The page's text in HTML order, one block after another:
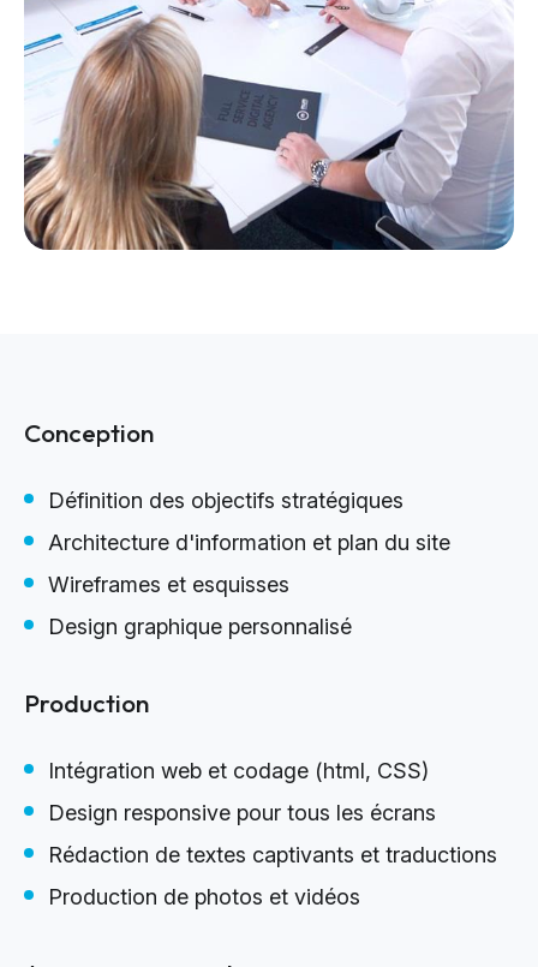
Conception
Définition des objectifs stratégiques
Architecture d'information et plan du site
Wireframes et esquisses
Design graphique personnalisé
Production
Intégration web et codage (html, CSS)
Design responsive pour tous les écrans
Rédaction de textes captivants et traductions
Production de photos et vidéos